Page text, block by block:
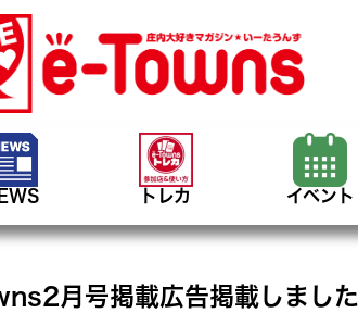
トレカ イベント
月号掲載広告掲載しました